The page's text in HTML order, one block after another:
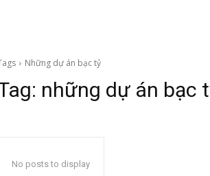
Những dự án bạc tỷ
những dự án bạc
No posts to display